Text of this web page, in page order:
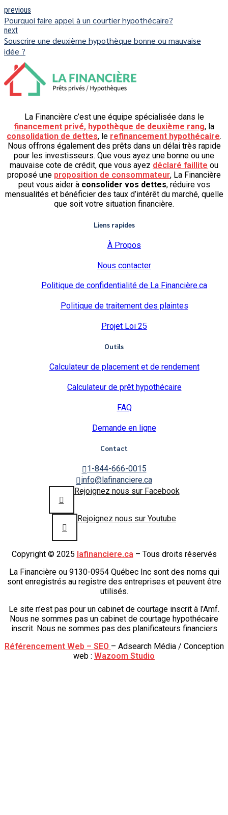
previous
Pourquoi faire appel à un courtier hypothécaire?
next
Souscrire une deuxième hypothèque bonne ou mauvaise
idée ?
La Financière c’est une équipe spécialisée dans le
financement privé, hypothèque de deuxième rang, la
consolidation de dettes, le refinancement hypothécaire.
Nous offrons également des prêts dans un délai très rapide
pour les investisseurs. Que vous ayez une bonne ou une
mauvaise cote de crédit, que vous ayez déclaré faillite ou
proposé une proposition de consommateur, La Financière
peut vous aider à consolider vos dettes, réduire vos
mensualités et bénéficier des taux d’intérêt du marché, quelle
que soit votre situation financière.
Liens rapides
À Propos
Nous contacter
Politique de confidentialité de La Financière.ca
Politique de traitement des plaintes
Projet Loi 25
Outils
Calculateur de placement et de rendement
Calculateur de prêt hypothécaire
FAQ
Demande en ligne
Contact
1-844-666-0015
info@lafinanciere.ca
Rejoignez nous sur Facebook
Rejoignez nous sur Youtube
Copyright © 2025 lafinanciere.ca– Tous droits réservés
La Financière ou 9130-0954 Québec Inc sont des noms qui
sont enregistrés au registre des entreprises et peuvent être
utilisés.
Le site n’est pas pour un cabinet de courtage inscrit à l’Amf.
Nous ne sommes pas un cabinet de courtage hypothécaire
inscrit. Nous ne sommes pas des planificateurs financiers
Référencement Web – SEO – Adsearch Média / Conception
web : Wazoom Studio